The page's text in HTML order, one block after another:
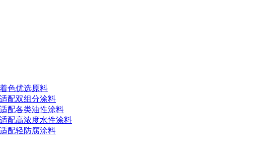
色优选原料
配双组分涂料
配各类油性涂料
配高浓度水性涂料
配轻防腐涂料